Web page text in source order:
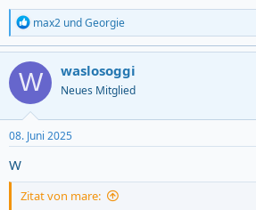
R
e
a
c
t
i
o
n
s
:
max2 undGeorgie
W waslosoggi
Neues Mitglied
08. Juni 2025
W
Zitat von mare: